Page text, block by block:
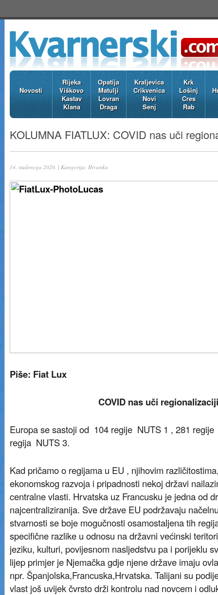
Novosti
Rijeka
Viškovo
Kastav
Klana
Opatija
Matulji
Lovran
Draga
Kraljevica
Crikvenica
Novi
Senj
Krk
Lošinj
Cres
Rab
KOLUMNA FIATLUX: COVID nas uči
14. studenoga 2020. | Kategorija: Hrvatska
Piše: Fiat Lux
COVID nas uči regionalizaciji
Europa se sastoji od 104 regije NUTS 1 , 281
regija NUTS 3.
Kad pričamo o regijama u EU , njihovim
ekonomskog razvoja i pripadnosti nekoj državi
centralne vlasti. Hrvatska uz Francusku je jedna od
najcentraliziranija. Sve države EU podržavaju
stvarnosti se boje mogučnosti osamostaljena tih
specifične razlike u odnosu na državni većinski
jeziku, kulturi, povijesnom nasljedstvu pa i porijeklu
lijep primjer je Njemačka gdje njene države imaju
npr. Španjolska,Francuska,Hrvatska. Talijani su
vlast još uvijek čvrsto drži kontrolu nad novcem i